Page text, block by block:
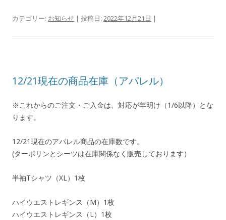
カテゴリー: お知らせ | 投稿日: 2022年12月21日 |
12/21現在の商品在庫（アパレル）
※これからのご注文・ご入金は、対応が年明け（1/6以降）とな
ります。
12/21現在のアパレル商品の在庫数です。
(ターポリンとシーツは在庫関係なく販売しております）
半袖Tシャツ（XL）1枚
ハイウエストレギンス（M）1枚
ハイウエストレギンス（L）1枚